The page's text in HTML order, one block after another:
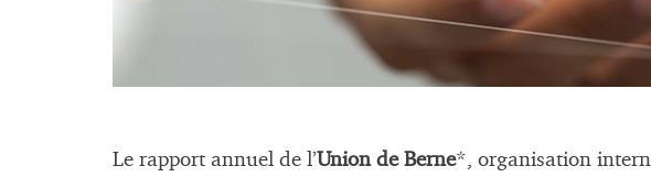
Le rapport annuel de l’Union de Berne*, organisation